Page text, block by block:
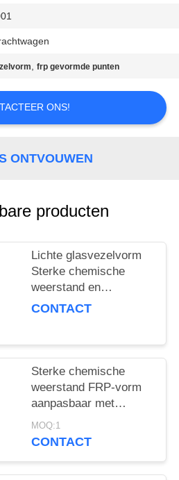
,frp gevormde punten
ONS!
ONTVOUWEN
producten
Lichte glasvezelvorm
Sterke chemische
weerstand en
lichtgewicht ontwerp
CONTACT
Sterke chemische
weerstand FRP-vorm
aanpasbaar met
uitstekende
weersbestendigheid
MOQ:1
CONTACT